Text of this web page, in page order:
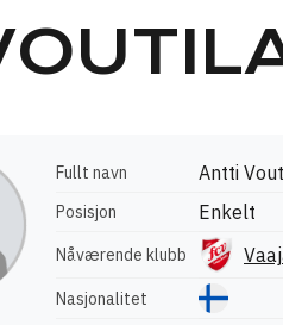
Fullt navn Antti
Posisjon Enkelt
Nåværende klubb
Nasjonalitet